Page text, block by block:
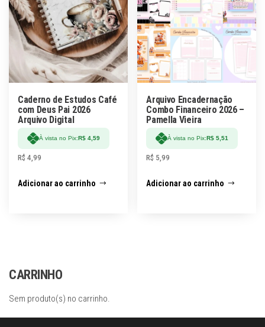
Caderno de Estudos Café
com Deus Pai 2026
Arquivo Digital
À vista no Pix:R$ 4,59
R$ 4,99
Adicionar ao carrinho
Arquivo Encadernação
Combo Financeiro 2026 –
Pamella Vieira
À vista no Pix:R$ 5,51
R$ 5,99
Adicionar ao carrinho
CARRINHO
Sem produto(s) no carrinho.